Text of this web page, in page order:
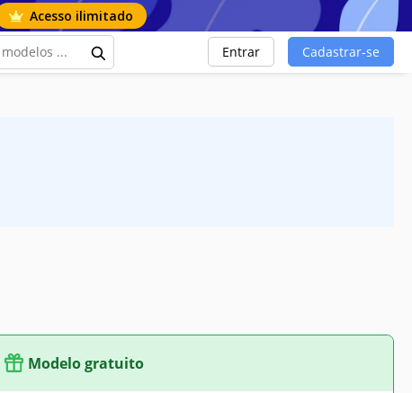
Acesso ilimitado
Entrar Cadastrar-se
Modelo gratuito